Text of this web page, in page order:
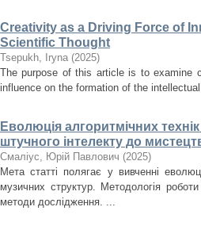
Creativity as a Driving Force of
Scientific Thought
Tsepukh, Iryna (2025)
The purpose of this article is to examine
influence on the formation of the
Еволюція алгоритмічних
штучного інтелекту до
Смаліус, Юрій Павлович (2025)
Мета статті полягає у вивченні
музичних структур. Методологія
методи дослідження. ...